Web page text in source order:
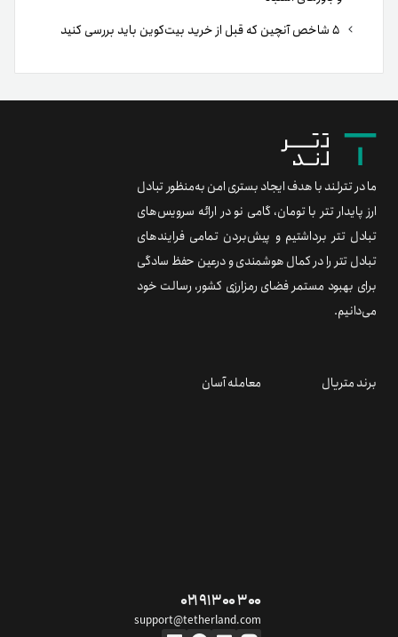
ما در تترلند با هدف ایجاد بستری امن به‌منظور تبادل
ارز پایدار تتر با تومان، گامی نو در ارائه سرویس‌های
تبادل تتر برداشتیم و پیش‌بردن تمامی فرایندهای
تبادل تتر را در کمال هوشمندی و درعین حفظ سادگی
برای بهبود مستمر فضای رمزارزی کشور، رسالت خود
می‌دانیم.
برند متریال معامله آسان
۰۲۱ ۹۱ ۳۰۰ ۳۰۰
support@tetherland.com